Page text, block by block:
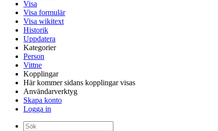
Visa
Visa formulär
Visa wikitext
Historik
Uppdatera
Kategorier
Person
Vittne
Kopplingar
Här kommer sidans kopplingar visas
Användarverktyg
Skapa konto
Logga in